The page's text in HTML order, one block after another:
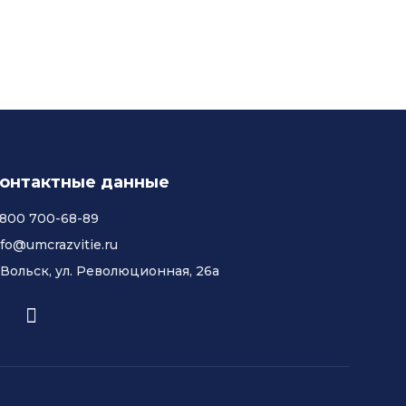
данные
700-68-89
Вольск, ул. Революционная, 26а